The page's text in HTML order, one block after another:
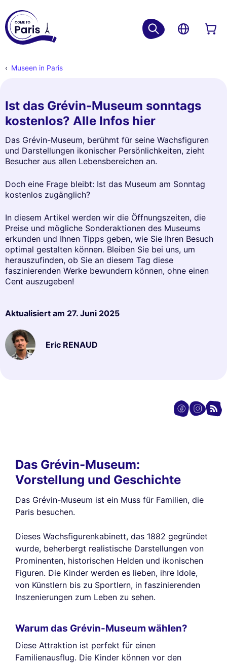
Museen in Paris
Ist das Grévin-Museum sonntags
kostenlos? Alle Infos hier
Das Grévin-Museum, berühmt für seine Wachsfiguren
und Darstellungen ikonischer Persönlichkeiten, zieht
Besucher aus allen Lebensbereichen an.
Doch eine Frage bleibt: Ist das Museum am Sonntag
kostenlos zugänglich?
In diesem Artikel werden wir die Öffnungszeiten, die
Preise und mögliche Sonderaktionen des Museums
erkunden und Ihnen Tipps geben, wie Sie Ihren Besuch
optimal gestalten können. Bleiben Sie bei uns, um
herauszufinden, ob Sie an diesem Tag diese
faszinierenden Werke bewundern können, ohne einen
Cent auszugeben!
Aktualisiert am 27. Juni 2025
Eric RENAUD
Das Grévin-Museum:
Vorstellung und Geschichte
Das Grévin-Museum ist ein Muss für Familien, die
Paris besuchen.
Dieses Wachsfigurenkabinett, das 1882 gegründet
wurde, beherbergt realistische Darstellungen von
Prominenten, historischen Helden und ikonischen
Figuren. Die Kinder werden es lieben, ihre Idole,
von Künstlern bis zu Sportlern, in faszinierenden
Inszenierungen zum Leben zu sehen.
Warum das Grévin-Museum wählen?
Diese Attraktion ist perfekt für einen
Familienausflug. Die Kinder können vor den